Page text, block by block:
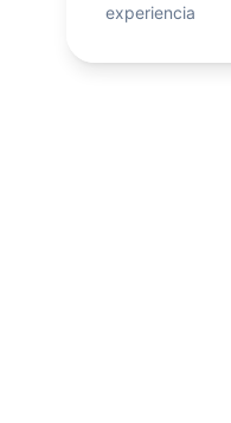
experiencia